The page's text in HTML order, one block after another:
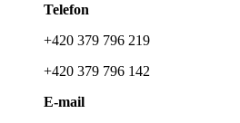
Telefon
+420 379 796 219
+420 379 796 142
E-mail